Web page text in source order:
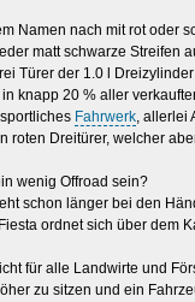
Namen nach mit rot oder
matt schwarze Streifen
Türer der 1.0 l
knapp 20 % aller
Fahrwerk, allerlei
roten Dreitürer, welcher
wenig Offroad sein?
schon länger bei den
ordnet sich über dem
für alle Landwirte und
zu sitzen und ein